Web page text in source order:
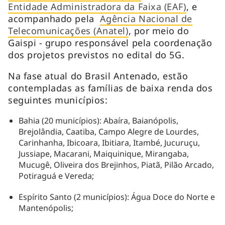
Entidade Administradora da Faixa (EAF), e
acompanhado pela Agência Nacional de
Telecomunicações (Anatel), por meio do
Gaispi - grupo responsável pela coordenação
dos projetos previstos no edital do 5G.
Na fase atual do Brasil Antenado, estão
contempladas as famílias de baixa renda dos
seguintes municípios:
Bahia (20 municípios): Abaíra, Baianópolis,
Brejolândia, Caatiba, Campo Alegre de Lourdes,
Carinhanha, Ibicoara, Ibitiara, Itambé, Jucuruçu,
Jussiape, Macarani, Maiquinique, Mirangaba,
Mucugê, Oliveira dos Brejinhos, Piatã, Pilão Arcado,
Potiraguá e Vereda;
Espírito Santo (2 municípios): Água Doce do Norte e
Mantenópolis;